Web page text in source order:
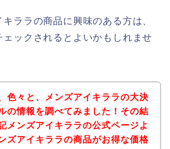
ララの商品に興味のある方は、
ックされるとよいかもしれませ
色々と、メンズアイキララの大決
の情報を調べてみました！その結
メンズアイキララの公式ページよ
ズアイキララの商品がお得な価格